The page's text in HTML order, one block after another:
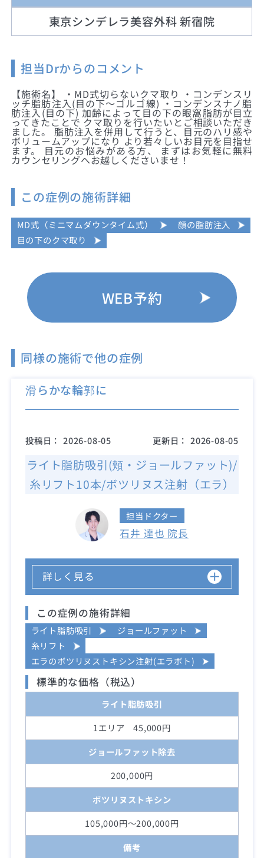
東京シンデレラ美容外科 新宿院
担当Drからのコメント
【施術名】 ・MD式切らないクマ取り ・コンデンスリ
ッチ脂肪注入(目の下〜ゴルゴ線) ・コンデンスナノ脂
肪注入(目の下) 加齢によって目の下の眼窩脂肪が目立
ってきたことで クマ取りを行いたいとご相談いただき
ました。 脂肪注入を併用して行うと、目元のハリ感や
ボリュームアップになり より若々しいお目元を目指せ
ます。 目元のお悩みがある方、 まずはお気軽に無料
カウンセリングへお越しくださいませ！
この症例の施術詳細
MD式（ミニマムダウンタイム式）
顔の脂肪注入
目の下のクマ取り
WEB予約
同様の施術で他の症例
滑らかな輪郭に
投稿日： 2026-08-05 更新日： 2026-08-05
ライト脂肪吸引(頬・ジョールファット)/
糸リフト10本/ボツリヌス注射（エラ）
担当ドクター
石井 達也 院長
詳しく見る
この症例の施術詳細
ライト脂肪吸引
ジョールファット
糸リフト
エラのボツリヌストキシン注射(エラボト)
標準的な価格（税込）
ライト脂肪吸引
1エリア 45,000円
ジョールファット除去
200,000円
ボツリヌストキシン
105,000円～200,000円
備考